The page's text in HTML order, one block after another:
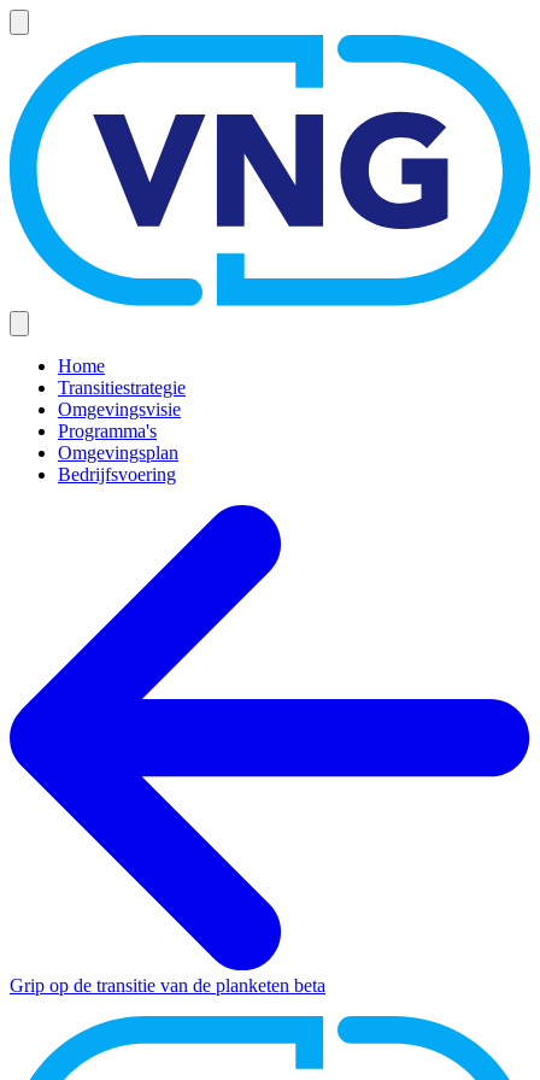
Overslaan
en
inhoud
gaan
Hoofdnavigatie
(mobiel)
Home
Transitiestrategie
Omgevingsvisie
Programma's
Omgevingsplan
Bedrijfsvoering
Grip op de transitie van de planketen beta